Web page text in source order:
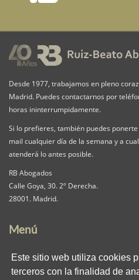
Este sitio web utiliza cookies
terceros con la finalidad de
Desde 1977, trabajamos en pleno
Madrid. Puedes contactarnos por
horas ininterrumpidamente.
Si lo prefieres, también puedes
mail cualquier día de la semana y a
atenderá lo antes posible.
RB Abogados
Calle Goya, 30. 2º Derecha.
28001. Madrid.
Menú
Nuestra Firma Servicios
Contacta
Clientes